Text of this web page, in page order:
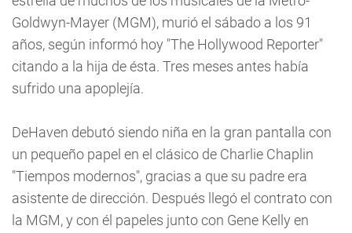
Goldwyn-Mayer (MGM), murió el sábado a los 91
años, según informó hoy "The Hollywood Reporter"
citando a la hija de ésta. Tres meses antes había
sufrido una apoplejía.
DeHaven debutó siendo niña en la gran pantalla con
un pequeño papel en el clásico de Charlie Chaplin
"Tiempos modernos", gracias a que su padre era
asistente de dirección. Después llegó el contrato con
la MGM, y con él papeles junto con Gene Kelly en